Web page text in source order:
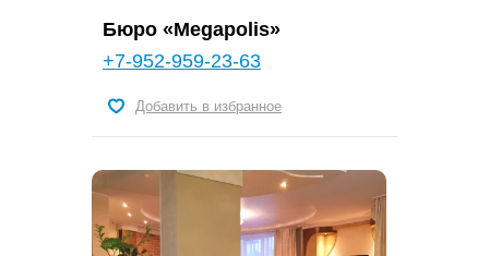
Бюро «Megapolis»
+7-952-959-23-63
Добавить в избранное